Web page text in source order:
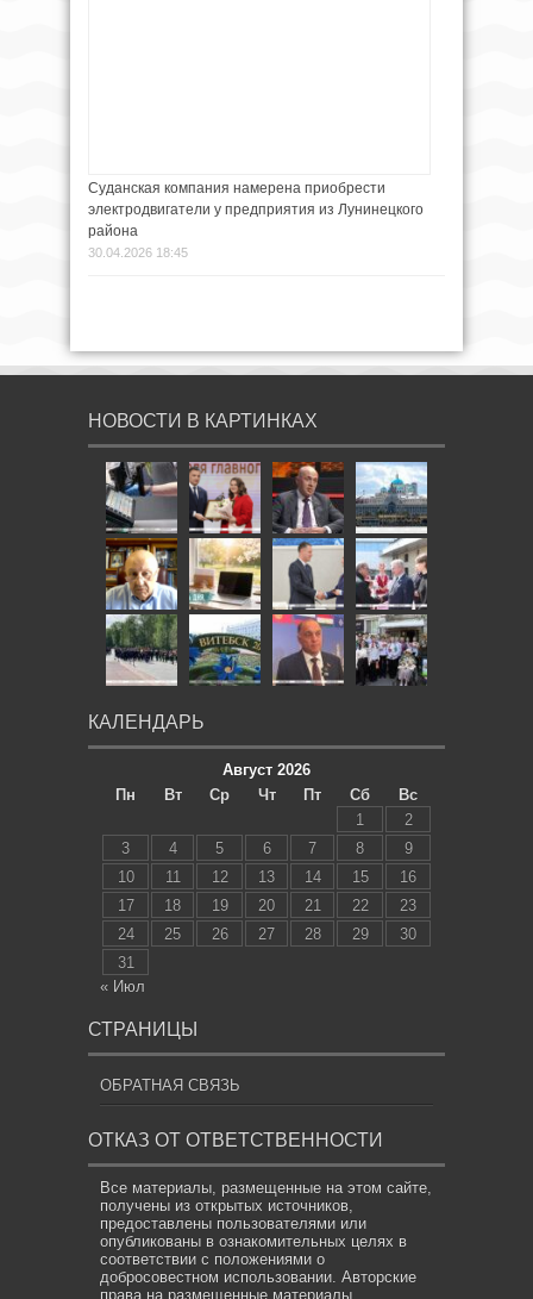
Суданская компания намерена приобрести
электродвигатели у предприятия из Лунинецкого
района
30.04.2026 18:45
НОВОСТИ В КАРТИНКАХ
КАЛЕНДАРЬ
Август 2026
Пн
Вт Ср Чт Пт Сб
Вс
1
2
3
4 5 6 7 8
9
10
11 12 13 14 15
16
17
18 19 20 21 22
23
24
25 26 27 28 29
30
31
« Июл
СТРАНИЦЫ
ОБРАТНАЯ СВЯЗЬ
ОТКАЗ ОТ ОТВЕТСТВЕННОСТИ
Все материалы, размещенные на этом сайте,
получены из открытых источников,
предоставлены пользователями или
опубликованы в ознакомительных целях в
соответствии с положениями о
добросовестном использовании. Авторские
права на размещенные материалы